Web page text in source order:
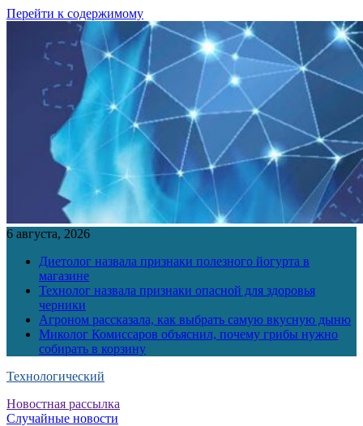
Перейти к содержимому
6 августа, 2026
Диетолог назвала признаки полезного йогурта в
магазине
Технолог назвала признаки опасной для здоровья
черники
Агроном рассказала, как выбрать самую вкусную дыню
Миколог Комиссаров объяснил, почему грибы нужно
собирать в корзину
Технологический
Новостная рассылка
Случайные новости